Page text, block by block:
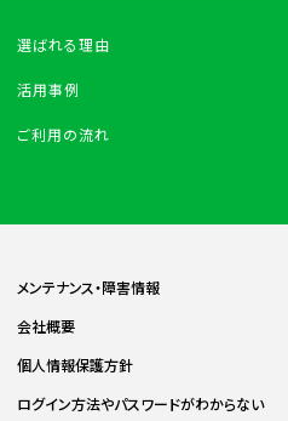
選ばれる理由
活用事例
ご利用の流れ
メンテナンス・障害情報
会社概要
個人情報保護方針
ログイン方法やパスワードがわからない